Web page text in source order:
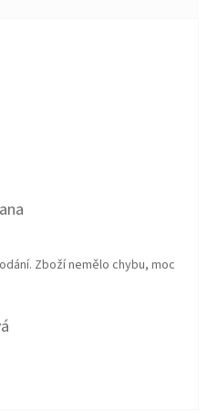
je 5 z 5 hvězdiček.
je 5 z 5 hvězdiček.
je 5 z 5 hvězdiček.
Zboží nemělo chybu, moc
je 5 z 5 hvězdiček.